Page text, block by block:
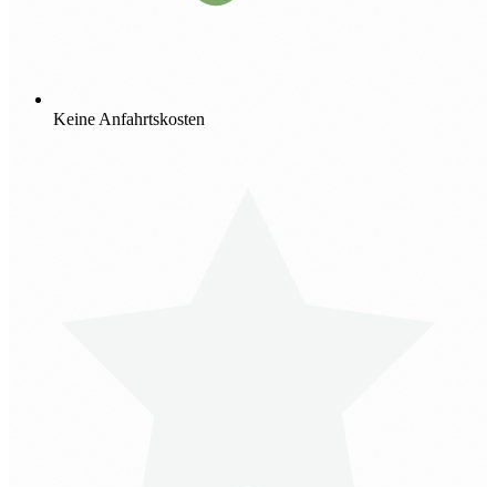
Keine Anfahrtskosten